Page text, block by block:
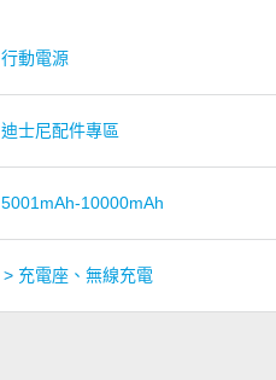
行動電源
迪士尼配件專區
5001mAh-10000mAh
> 充電座、無線充電